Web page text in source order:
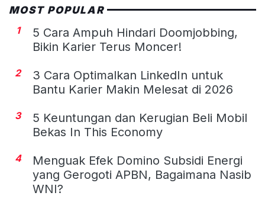
MOST POPULAR
1
5 Cara Ampuh Hindari Doomjobbing,
Bikin Karier Terus Moncer!
2
3 Cara Optimalkan LinkedIn untuk
Bantu Karier Makin Melesat di 2026
3
5 Keuntungan dan Kerugian Beli Mobil
Bekas In This Economy
4
Menguak Efek Domino Subsidi Energi
yang Gerogoti APBN, Bagaimana Nasib
WNI?